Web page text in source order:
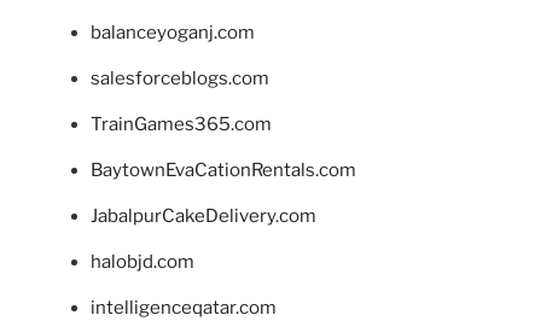
balanceyoganj.com
salesforceblogs.com
TrainGames365.com
BaytownEvaCationRentals.com
JabalpurCakeDelivery.com
halobjd.com
intelligenceqatar.com